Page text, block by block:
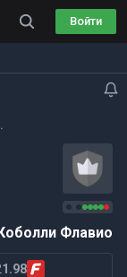
Войти
Флавио
1.98